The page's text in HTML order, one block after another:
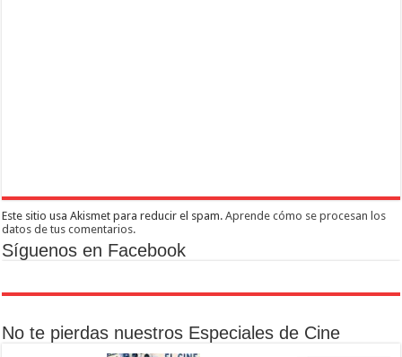
Este sitio usa Akismet para reducir el spam.Aprende cómo se procesan los
datos de tus comentarios.
Síguenos en Facebook
No te pierdas nuestros Especiales de Cine